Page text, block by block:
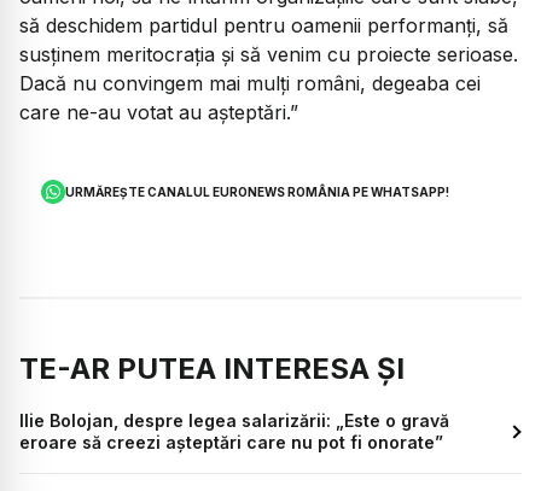
să deschidem partidul pentru oamenii performanți, să
susținem meritocrația și să venim cu proiecte serioase.
Dacă nu convingem mai mulți români, degeaba cei
care ne-au votat au așteptări.”
URMĂREȘTE CANALUL EURONEWS ROMÂNIA PE WHATSAPP!
TE-AR PUTEA INTERESA ȘI
Ilie Bolojan, despre legea salarizării: „Este o gravă
eroare să creezi așteptări care nu pot fi onorate”